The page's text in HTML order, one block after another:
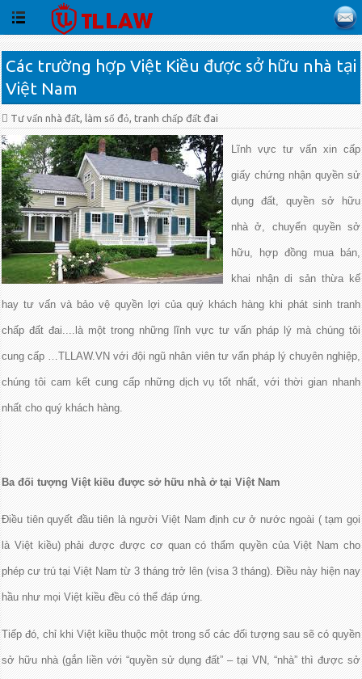
Các trường hợp Việt Kiều được sở hữu nhà tại
Việt Nam
Tư vấn nhà đất, làm sổ đỏ, tranh chấp đất đai
Lĩnh vực tư vấn xin cấp
giấy chứng nhận quyền sử
dụng đất, quyền sở hữu
nhà ở, chuyển quyền sở
hữu, hợp đồng mua bán,
khai nhận di sản thừa kế
hay tư vấn và bảo vệ quyền lợi của quý khách hàng khi phát sinh tranh
chấp đất đai....là một trong những lĩnh vực tư vấn pháp lý mà chúng tôi
cung cấp …TLLAW.VN với đội ngũ nhân viên tư vấn pháp lý chuyên nghiệp,
chúng tôi cam kết cung cấp những dịch vụ tốt nhất, với thời gian nhanh
nhất cho quý khách hàng.
Ba đối tượng Việt kiều được sở hữu nhà ở tại Việt Nam
Điều tiên quyết đầu tiên là người Việt Nam định cư ở nước ngoài ( tạm gọi
là Việt kiều) phải được được cơ quan có thẩm quyền của Việt Nam cho
phép cư trú tại Việt Nam từ 3 tháng trở lên (visa 3 tháng). Điều này hiện nay
hầu như mọi Việt kiều đều có thể đáp ứng.
Tiếp đó, chỉ khi Việt kiều thuộc một trong số các đối tượng sau sẽ có quyền
sở hữu nhà (gắn liền với “quyền sử dụng đất” – tại VN, “nhà” thì được sở